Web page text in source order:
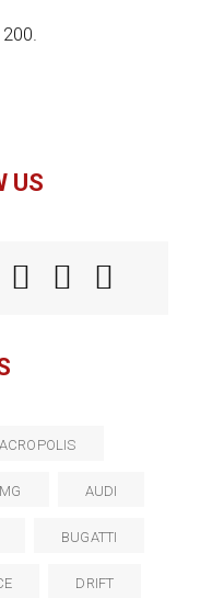
US
ACROPOLIS
AUDI
BUGATTI
DRIFT